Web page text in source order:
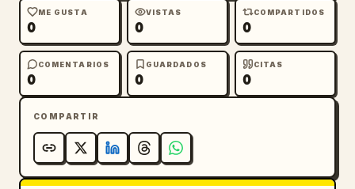
ME GUSTA
0
VISTAS
0
COMPARTIDOS
0
COMENTARIOS
0
GUARDADOS
0
CITAS
0
COMPARTIR